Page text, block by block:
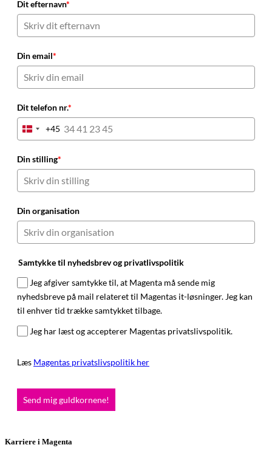
Dit efternavn*
Din email*
Dit telefon nr.*
Denmark
+45
Din stilling*
Din organisation
Samtykke til nyhedsbrev og privatlivspolitik
Jeg afgiver samtykke til, at Magenta må sende mig
nyhedsbreve på mail relateret til Magentas it-løsninger. Jeg kan
til enhver tid trække samtykket tilbage.
Jeg har læst og accepterer Magentas privatslivspolitik.
Læs Magentas privatslivspolitik her
Send mig guldkornene!
Karriere i Magenta